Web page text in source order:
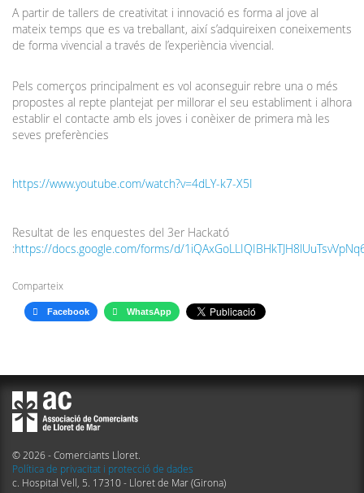
A partir de tallers de creativitat i innovació es forma al jove al
mateix temps que es va treballant, així s’adquireixen coneixements
de forma vivencial a través de l’experiència vivencial.
Pels comerços principalment es vol aconseguir rebre una o més
propostes al repte plantejat per millorar el seu establiment i alhora
establir el contacte amb els joves i conèixer de primera mà les
seves preferències
https://www.youtube.com/watch?v=4dLY-k7-X5I
Resultat de les enquestes del 3er Hackató
:https://docs.google.com/forms/d/
Comparteix
Facebook WhatsApp
© 2026 - Comerciants Lloret.
Política de privacitat i protecció de dades
c. Hospital Vell, 5. 17310 - Lloret de Mar (Girona)